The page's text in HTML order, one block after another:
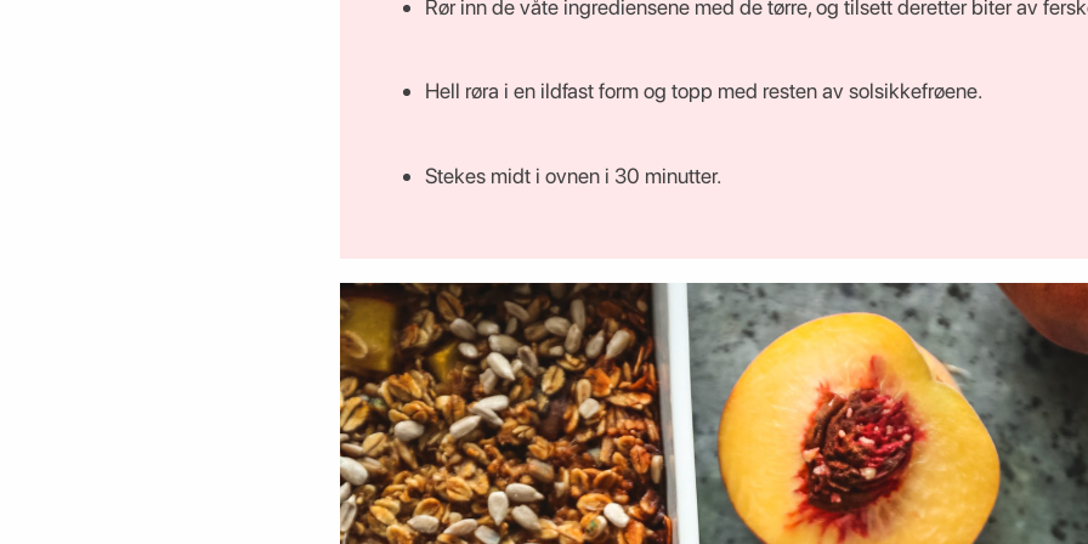
Rør inn de våte ingrediensene med de tørre, og tilsett deretter biter av
Hell røra i en ildfast form og topp med resten av solsikkefrøene.
Stekes midt i ovnen i 30 minutter.